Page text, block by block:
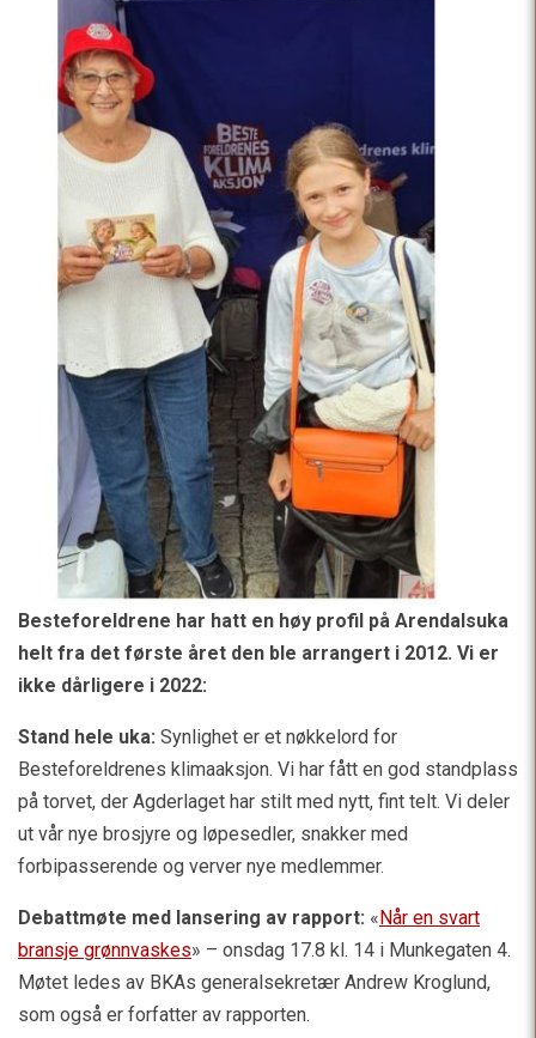
Besteforeldrene har hatt en høy profil på Arendalsuka
helt fra det første året den ble arrangert i 2012. Vi er
ikke dårligere i 2022:
Stand hele uka: Synlighet er et nøkkelord for
Besteforeldrenes klimaaksjon. Vi har fått en god standplass
på torvet, der Agderlaget har stilt med nytt, fint telt. Vi deler
ut vår nye brosjyre og løpesedler, snakker med
forbipasserende og verver nye medlemmer.
Debattmøte med lansering av rapport: « Når en svart
bransje grønnvaskes» – onsdag 17.8 kl. 14 i Munkegaten 4.
Møtet ledes av BKAs generalsekretær Andrew Kroglund,
som også er forfatter av rapporten.